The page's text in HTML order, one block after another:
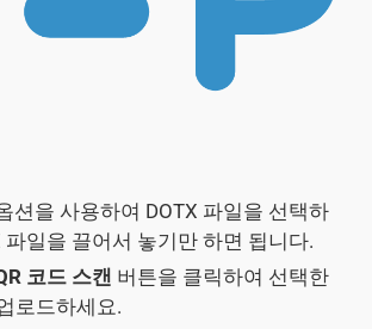
션을 사용하여 DOTX 파일을 선택하
파일을 끌어서 놓기만 하면 됩니다.
코드 스캔 버튼을 클릭하여 선택한
로드하세요.